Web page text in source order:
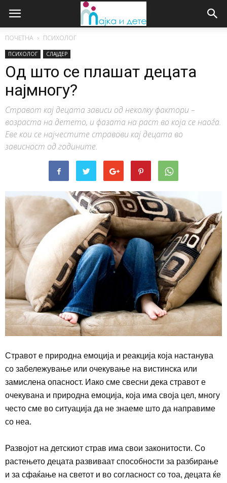
ПОЧЕТНА ПСИХОЛОГ
ПСИХОЛОГ СЛАЈДЕР
Од што се плашат децата
најмногу?
Стравот кај децата зависи од неколку фактори –
возраста на детето, и фазата на раст во која се наоѓа.
Еве кои се најчестите стравови кај децата во
зависност од годините.
Стравот е природна емоција и реакција која настанува
со забележување или очекување на вистинска или
замислена опасност. Иако сме свесни дека стравот е
очекувана и природна емоција, која има своја цел, многу
често сме во ситуација да не знаеме што да направиме
со неа.
Развојот на детскиот страв има свои законитости. Со
растењето децата развиваат способности за разбирање
и за сфаќање на светот и во согласност со тоа, децата ќе